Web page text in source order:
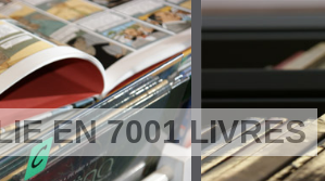
EN 7001 LIVRES